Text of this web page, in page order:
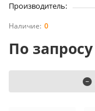
Производитель:
0
По запросу